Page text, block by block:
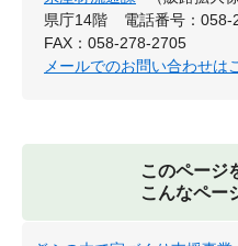
県庁14階
電話番号：058-
FAX：058-278-2705
メールでのお問い合わせは
このページ
こんなペー